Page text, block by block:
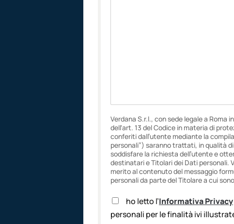
Verdana S.r.l., con sede legale a Roma
dell'art. 13 del Codice in materia di
conferiti dall’utente mediante la
personali”) saranno trattati, in qualità
soddisfare la richiesta dell’utente e
destinatari e Titolari dei Dati personali.
merito al contenuto del messaggio
personali da parte del Titolare a cui
A
c
ho letto l’Informativa Privacy
personali per le finalità ivi